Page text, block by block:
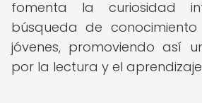
fomenta la curiosidad
búsqueda de
jóvenes, promoviendo así
por la lectura y el